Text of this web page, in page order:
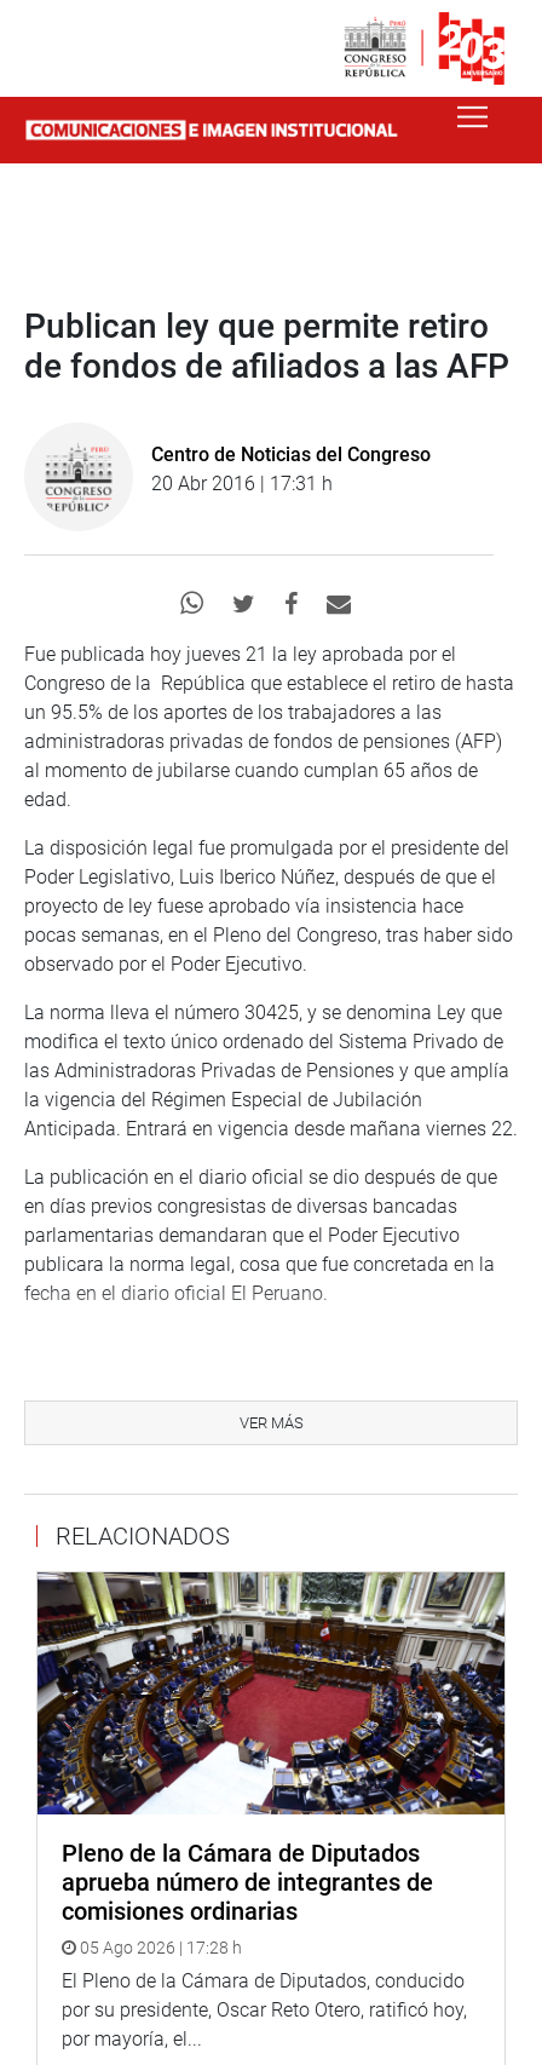
Publican ley que permite retiro
de fondos de afiliados a las AFP
Centro de Noticias del Congreso
20 Abr 2016 | 17:31 h
Fue publicada hoy jueves 21 la ley aprobada por el
Congreso de la República que establece el retiro de hasta
un 95.5% de los aportes de los trabajadores a las
administradoras privadas de fondos de pensiones (AFP)
al momento de jubilarse cuando cumplan 65 años de
edad.
La disposición legal fue promulgada por el presidente del
Poder Legislativo, Luis Iberico Núñez, después de que el
proyecto de ley fuese aprobado vía insistencia hace
pocas semanas, en el Pleno del Congreso, tras haber sido
observado por el Poder Ejecutivo.
La norma lleva el número 30425, y se denomina Ley que
modifica el texto único ordenado del Sistema Privado de
las Administradoras Privadas de Pensiones y que amplía
la vigencia del Régimen Especial de Jubilación
Anticipada. Entrará en vigencia desde mañana viernes 22.
La publicación en el diario oficial se dio después de que
en días previos congresistas de diversas bancadas
parlamentarias demandaran que el Poder Ejecutivo
publicara la norma legal, cosa que fue concretada en la
fecha en el diario oficial El Peruano.
De otro lado, en la misma sección de Normas Legales del
que regula la responsabilidad administrativa de personas
jurídicas por delito de cohecho activo transnacional. Esa
norma también fue aprobada antes por el Pleno
congresal.
Se indica que aquel delito está previsto en el artículo 397-
A del Código Penal.
En cuanto al ámbito de su aplicación se menciona como
personas jurídicas a las entidades de derecho privado, así
como asociaciones, fundaciones y comités no inscritos,
sociedades irregulares, entes que administran un
sociedades de economía mixta. (JTR).
PRENSA-CONGRESO
Puede encontrar más información en nuestra página web
y redes sociales.
VER MÁS
RELACIONADOS
Pleno de la Cámara de Diputados
aprueba número de integrantes de
comisiones ordinarias
05 Ago 2026 | 17:28 h
El Pleno de la Cámara de Diputados, conducido
por su presidente, Oscar Reto Otero, ratificó hoy,
por mayoría, el...